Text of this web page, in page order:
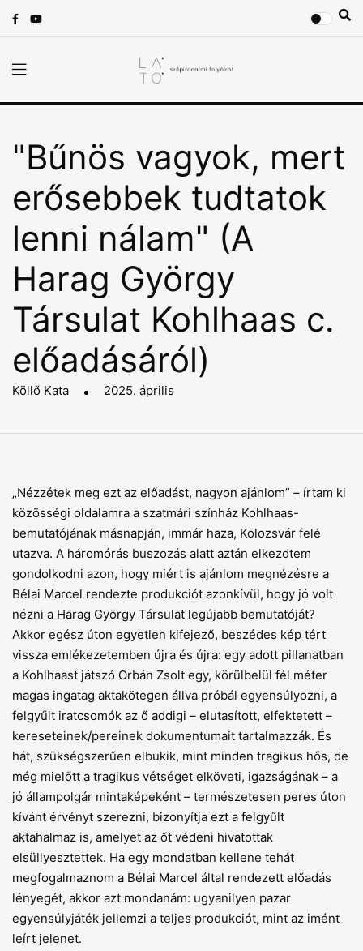
"Bűnös vagyok, mert
erősebbek tudtatok
lenni nálam" (A
Harag György
Társulat Kohlhaas c.
előadásáról)
Köllő Kata 2025. április
„Nézzétek meg ezt az előadást, nagyon ajánlom” – írtam ki
közösségi oldalamra a szatmári színház Kohlhaas-
bemutatójának másnapján, immár haza, Kolozsvár felé
utazva. A háromórás buszozás alatt aztán elkezdtem
gondolkodni azon, hogy miért is ajánlom megnézésre a
Bélai Marcel rendezte produkciót azonkívül, hogy jó volt
nézni a Harag György Társulat legújabb bemutatóját?
Akkor egész úton egyetlen kifejező, beszédes kép tért
vissza emlékezetemben újra és újra: egy adott pillanatban
a Kohlhaast játszó Orbán Zsolt egy, körülbelül fél méter
magas ingatag aktakötegen állva próbál egyensúlyozni, a
felgyűlt iratcsomók az ő addigi – elutasított, elfektetett –
kereseteinek/pereinek dokumentumait tartalmazzák. És
hát, szükségszerűen elbukik, mint minden tragikus hős, de
még mielőtt a tragikus vétséget elköveti, igazságának – a
jó állampolgár mintaképeként – természetesen peres úton
kívánt érvényt szerezni, bizonyítja ezt a felgyűlt
aktahalmaz is, amelyet az őt védeni hivatottak
elsüllyesztettek. Ha egy mondatban kellene tehát
megfogalmaznom a Bélai Marcel által rendezett előadás
lényegét, akkor azt mondanám: ugyanilyen pazar
egyensúlyjáték jellemzi a teljes produkciót, mint az imént
leírt jelenet.